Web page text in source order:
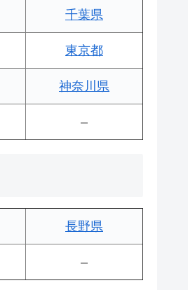
千葉県
東京都
神奈川県
–
長野県
–